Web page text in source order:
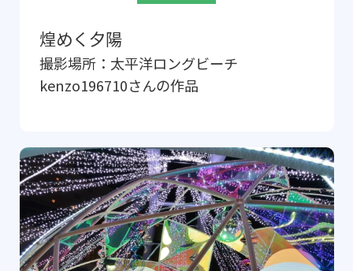
煌めく夕陽
撮影場所： 太平洋ロングビーチ
kenzo196710さんの作品